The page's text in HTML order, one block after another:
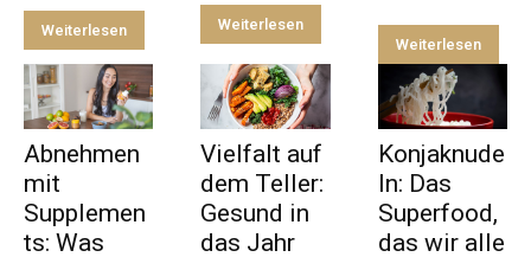
Weiterlesen Weiterlesen
Weiterlesen
Abnehmen
mit
Supplemen
ts: Was
Vielfalt auf
dem Teller:
Gesund in
das Jahr
Konjaknude
ln: Das
Superfood,
das wir alle